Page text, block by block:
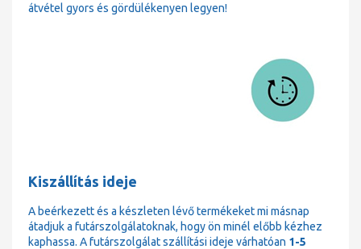
átvétel gyors és gördülékenyen legyen!
Kiszállítás ideje
A beérkezett és a készleten lévő termékeket mi másnap
átadjuk a futárszolgálatoknak, hogy ön minél előbb kézhez
kaphassa. A futárszolgálat szállítási ideje várhatóan 1-5